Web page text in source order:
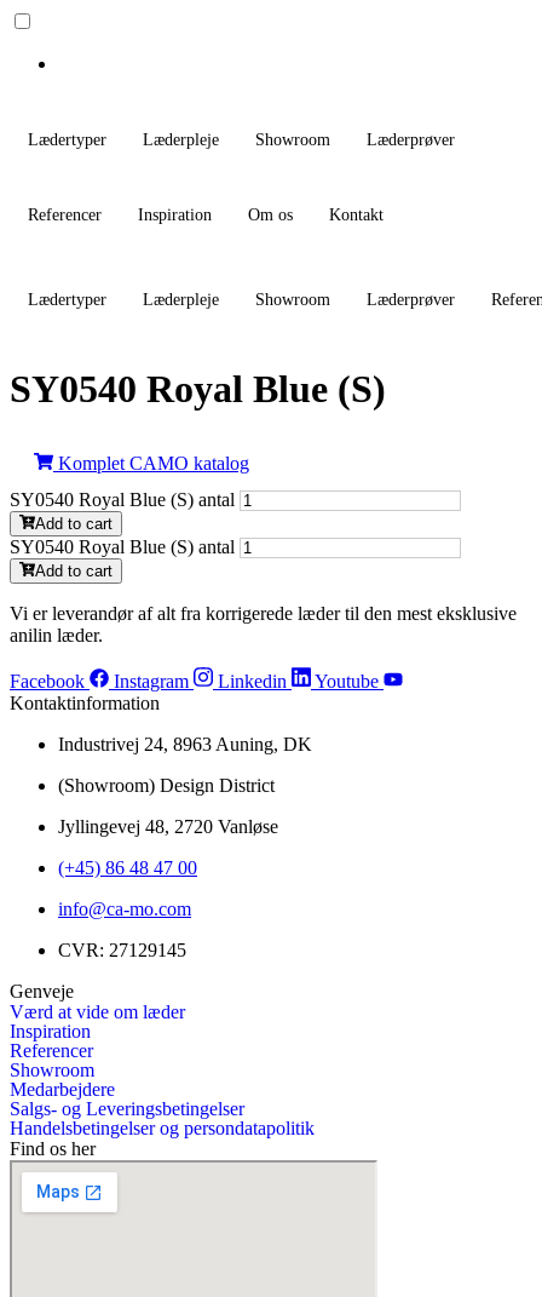
Lædertyper Læderpleje Showroom Læderprøver
Referencer Inspiration Om os Kontakt
Lædertyper Læderpleje Showroom Læderprøver
SY0540 Royal Blue (S)
Komplet CAMO katalog
SY0540 Royal Blue (S) antal
Add to cart
SY0540 Royal Blue (S) antal
Add to cart
Vi er leverandør af alt fra korrigerede læder til den mest eksklusive
anilin læder.
Facebook Instagram Linkedin
Youtube
Kontaktinformation
Industrivej 24, 8963 Auning, DK
(Showroom) Design District
Jyllingevej 48, 2720 Vanløse
(+45) 86 48 47 00
info@ca-mo.com
CVR: 27129145
Genveje
Værd at vide om læder
Inspiration
Referencer
Showroom
Medarbejdere
Salgs- og Leveringsbetingelser
Handelsbetingelser og persondatapolitik
Find os her